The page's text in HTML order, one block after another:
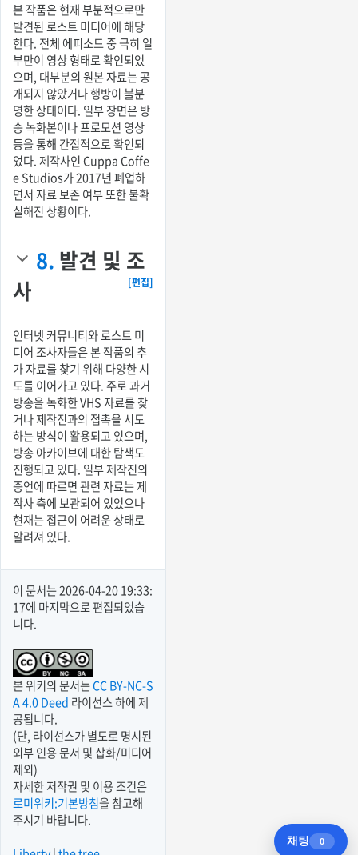
본 작품은 현재 부분적으로만
발견된 로스트 미디어에 해당
한다. 전체 에피소드 중 극히 일
부만이 영상 형태로 확인되었
으며, 대부분의 원본 자료는 공
개되지 않았거나 행방이 불분
명한 상태이다. 일부 장면은 방
송 녹화본이나 프로모션 영상
등을 통해 간접적으로 확인되
었다. 제작사인 Cuppa Coffe
e Studios가 2017년 폐업하
면서 자료 보존 여부 또한 불확
실해진 상황이다.
8. 발견 및 조
사
[편집]
인터넷 커뮤니티와 로스트 미
디어 조사자들은 본 작품의 추
가 자료를 찾기 위해 다양한 시
도를 이어가고 있다. 주로 과거
방송을 녹화한 VHS 자료를 찾
거나 제작진과의 접촉을 시도
하는 방식이 활용되고 있으며,
방송 아카이브에 대한 탐색도
진행되고 있다. 일부 제작진의
증언에 따르면 관련 자료는 제
작사 측에 보관되어 있었으나
현재는 접근이 어려운 상태로
알려져 있다.
이 문서는2026-04-20 19:33:
17에 마지막으로 편집되었습
니다.
본 위키의 문서는CC BY-NC-S
A 4.0 Deed 라이선스 하에 제
공됩니다.
(단, 라이선스가 별도로 명시된
외부 인용 문서 및 삽화/미디어
제외)
자세한 저작권 및 이용 조건은
로미위키:기본방침을 참고해
주시기 바랍니다.